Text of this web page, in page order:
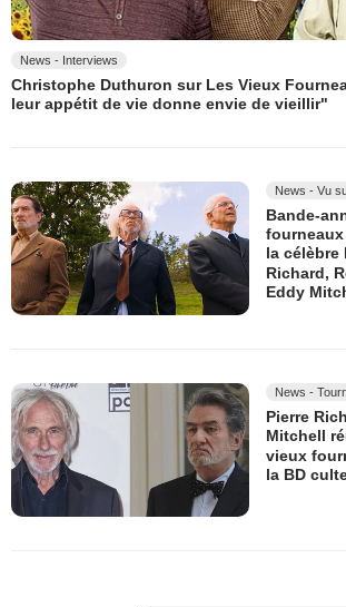
News - Interviews
Christophe Duthuron sur Les Vieux
leur appétit de vie donne envie de vieillir"
News - Vu
Bande-
la célèbre
Richard,
Eddy
News -
Pierre
Mitchell
vieux
la BD